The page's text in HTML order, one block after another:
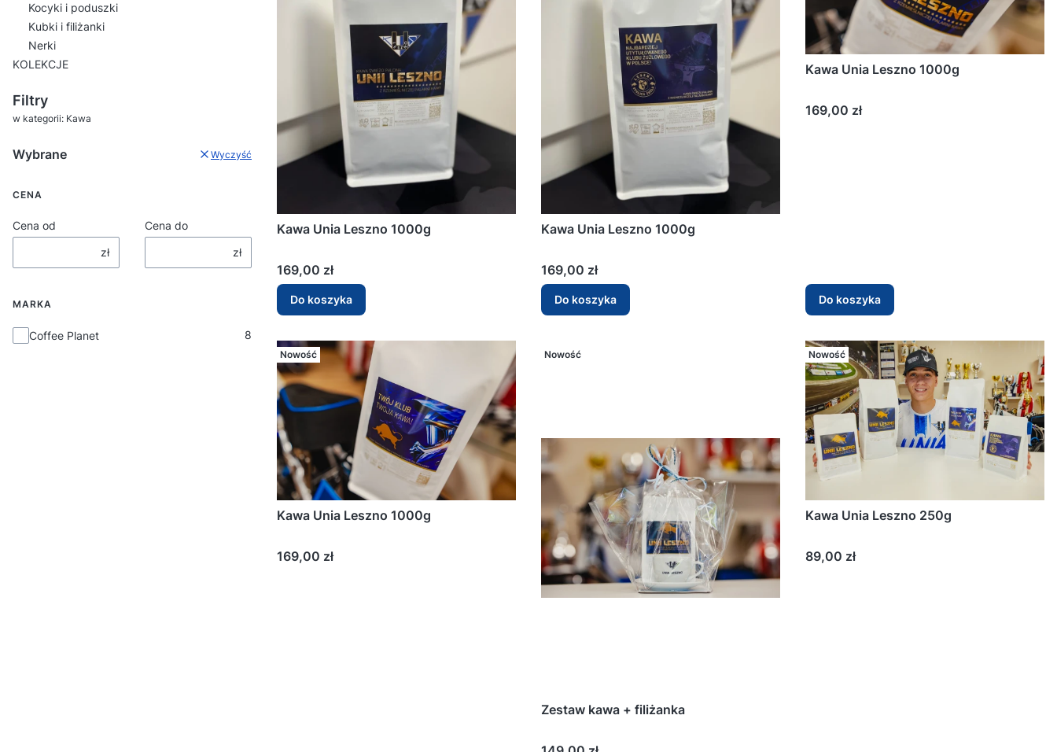
Kocyki i poduszki
Kubki i filiżanki
Nerki
KOLEKCJE
Filtry
w kategorii: Kawa
Wybrane Wyczyść
CENA
Cena od
zł
Cena do
zł
MARKA
Marka
Coffee Planet 8
Kawa Unia Leszno 1000g
Cena
169,00 zł
Do koszyka
Kawa Unia Leszno 1000g
Cena
169,00 zł
Do koszyka
Kawa Unia Leszno 1000g
Cena
169,00 zł
Do koszyka
Nowość
Kawa Unia Leszno 1000g
Cena
169,00 zł
Nowość
Zestaw kawa + filiżanka
Nowość
Kawa Unia Leszno 250g
Cena
89,00 zł